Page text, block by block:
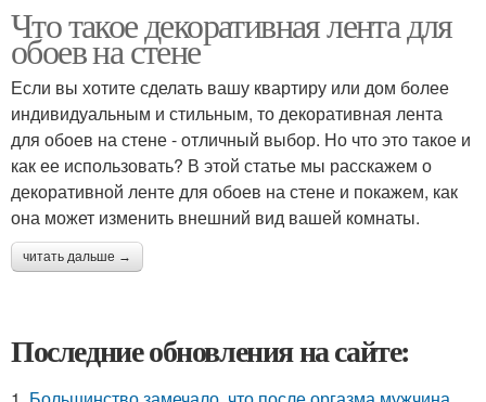
Что такое декоративная лента для
обоев на стене
Если вы хотите сделать вашу квартиру или дом более
индивидуальным и стильным, то декоративная лента
для обоев на стене - отличный выбор. Но что это такое и
как ее использовать? В этой статье мы расскажем о
декоративной ленте для обоев на стене и покажем, как
она может изменить внешний вид вашей комнаты.
читать дальше →
Последние обновления на сайте: